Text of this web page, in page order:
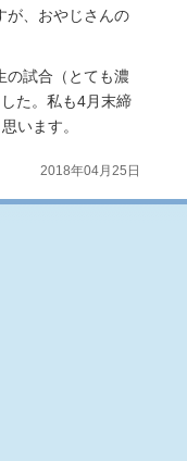
が、おやじさんの
の試合（とても濃
た。私も4月末締
います。
2018年04月25日